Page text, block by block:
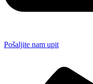
Pošaljite nam upit